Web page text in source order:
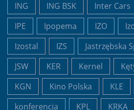
ING
ING BSK Inter Cars
IPE
Ipopema IZO
Izostal
IZS
Jastrzębska
JSW
KER Kernel
KGN
Kino Polska KLE
konferencja
KPL KRKA